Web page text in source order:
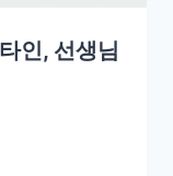
인, 선생님